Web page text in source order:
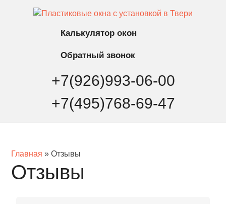
Калькулятор окон
Обратный звонок
+7(926)993-06-00
+7(495)768-69-47
Главная » Отзывы
Отзывы